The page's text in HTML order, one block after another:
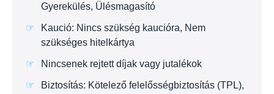
Gyerekülés, Ülésmagasító
Kaució: Nincs szükség kaucióra, Nem
szükséges hitelkártya
Nincsenek rejtett díjak vagy jutalékok
Biztosítás: Kötelező felelősségbiztosítás (TPL),